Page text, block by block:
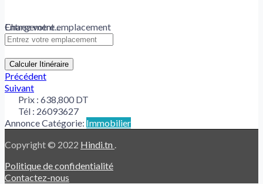
Chargement...
Entrez votre emplacement
Calculer Itinéraire
Précédent
Suivant
Prix : 638,800 DT
Tél : 26093627
Annonce Catégorie: Immobilier
Copyright © 2022 Hindi.tn .
Politique de confidentialité
Contactez-nous